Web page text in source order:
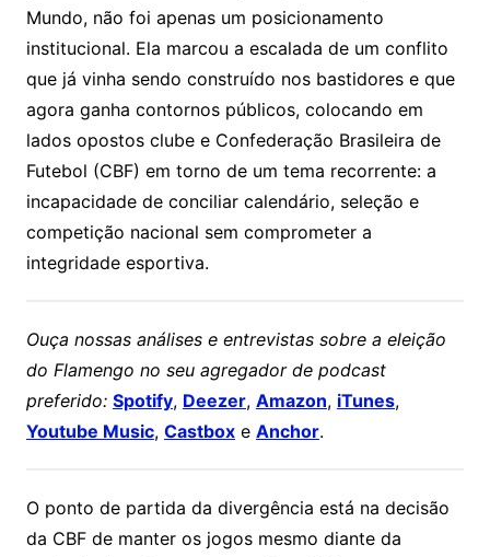
Mundo, não foi apenas um posicionamento
institucional. Ela marcou a escalada de um conflito
que já vinha sendo construído nos bastidores e que
agora ganha contornos públicos, colocando em
lados opostos clube e Confederação Brasileira de
Futebol (CBF) em torno de um tema recorrente: a
incapacidade de conciliar calendário, seleção e
competição nacional sem comprometer a
integridade esportiva.
Ouça nossas análises e entrevistas sobre a eleição
do Flamengo no seu agregador de podcast
preferido: Spotify, Deezer, Amazon, iTunes,
Youtube Music, Castboxe Anchor.
O ponto de partida da divergência está na decisão
da CBF de manter os jogos mesmo diante da